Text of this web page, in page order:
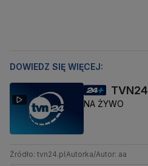
DOWIEDZ SIĘ WIĘCEJ:
TVN24
NA ŻYWO
Źródło: tvn24.pl Autorka/Autor: aa